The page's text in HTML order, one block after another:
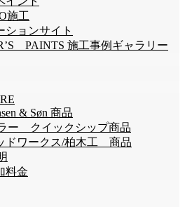
施工
ションサイト
PAINTS 施工事例ギャラリー
& Søn 商品
ー クイックシップ商品
ドワークス/柏木工 商品
料金